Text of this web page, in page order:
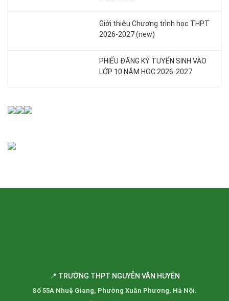
Giới thiệu Chương trình học THPT
2026-2027 (new)
PHIẾU ĐĂNG KÝ TUYỂN SINH VÀO
LỚP 10 NĂM HỌC 2026-2027
📍 TRƯỜNG THPT NGUYỄN VĂN HUYÊN
Số 55A Nhuệ Giang, Phường Xuân Phương, Hà Nội.